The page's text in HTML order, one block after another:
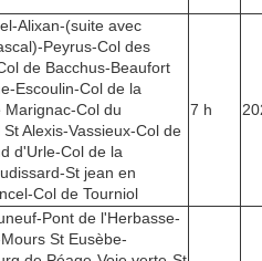
Alixan-(suite avec
Peyrus-Col des
de Bacchus-Beaufort
Escoulin-Col de la
Marignac-Col du
Alexis-Vassieux-Col de
d'Urle-Col de la
St jean en
Col de Tourniol
7 h
Pont de l'Herbasse-
St Eusèbe-